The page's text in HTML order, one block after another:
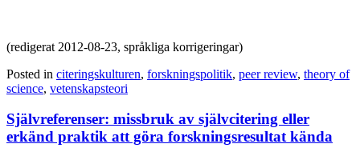
(redigerat 2012-08-23, språkliga korrigeringar)
Posted in citeringskulturen, forskningspolitik, peer review, theory of
science, vetenskapsteori
Självreferenser: missbruk av självcitering eller
erkänd praktik att göra forskningsresultat kända